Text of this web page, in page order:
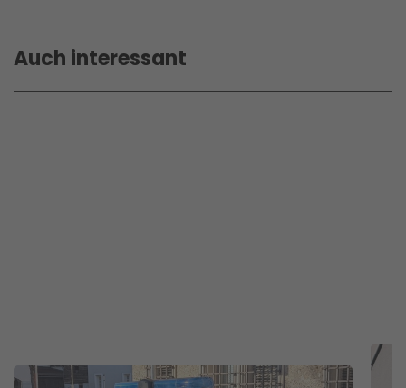
Auch interessant